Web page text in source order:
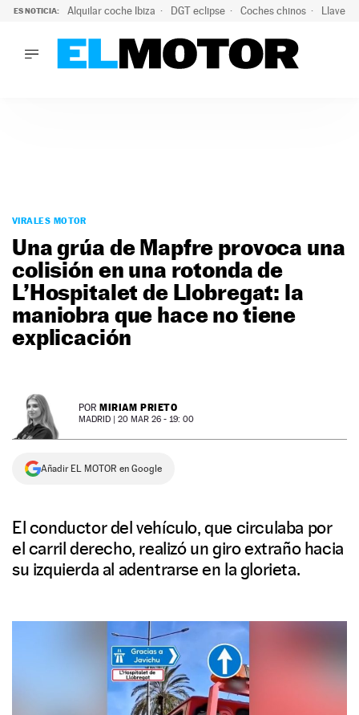
ES NOTICIA: Alquilar coche Ibiza DGT eclipse Coches chinos Llaves
PODCAST
MOTOS
TECNOLOGÍA
SUPERCOCHES
SERVICIOS
SÍGUENOS
VIRALES MOTOR
Una grúa de Mapfre provoca una
colisión en una rotonda de
L’Hospitalet de Llobregat: la
maniobra que hace no tiene
explicación
POR MIRIAM PRIETO
MADRID | 20 MAR 26 - 19: 00
Añadir EL MOTOR en Google
El conductor del vehículo, que circulaba por
el carril derecho, realizó un giro extraño hacia
su izquierda al adentrarse en la glorieta.